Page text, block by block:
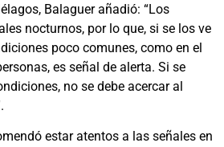
Balaguer añadió: “Los
nocturnos, por lo que, si se los ve
poco comunes, como en el
es señal de alerta. Si se
no se debe acercar al
estar atentos a las señales en